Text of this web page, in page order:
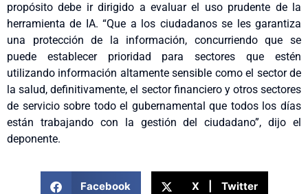
propósito debe ir dirigido a evaluar el uso prudente de la
herramienta de IA. “Que a los ciudadanos se les garantiza
una protección de la información, concurriendo que se
puede establecer prioridad para sectores que estén
utilizando información altamente sensible como el sector de
la salud, definitivamente, el sector financiero y otros sectores
de servicio sobre todo el gubernamental que todos los días
están trabajando con la gestión del ciudadano”, dijo el
deponente.
Facebook X | Twitter